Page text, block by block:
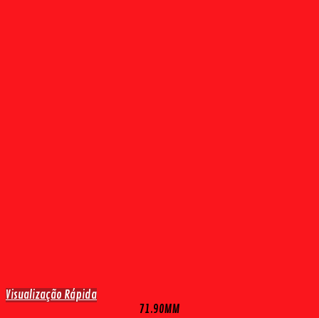
Visualização Rápida
71.90MM